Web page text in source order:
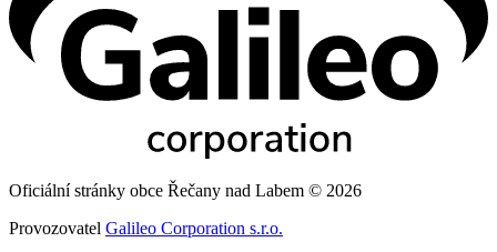
Oficiální stránky obce Řečany nad Labem © 2026
Provozovatel Galileo Corporation s.r.o.